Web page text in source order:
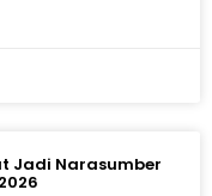
Jadi Narasumber